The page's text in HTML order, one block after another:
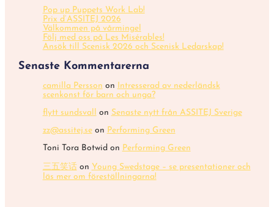
Pop up Puppets Work Lab!
Prix d’ASSITEJ 2026
Välkommen på vårmingel
Följ med oss på Les Misérables!
Ansök till Scenisk 2026 och Scenisk Ledarskap!
Senaste Kommentarerna
camilla Persson on Intresserad av nederländsk
scenkonst för barn och unga?
flytt sundsvall on Senaste nytt från ASSITEJ Sverige
zz@assitej.seon Performing Green
Toni Tora Botwidon Performing Green
三五笑话on Young Swedstage – se presentationer och
läs mer om föreställningarna!